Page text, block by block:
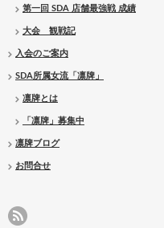
第一回 SDA 店舗最強戦 成績
大会 観戦記
入会のご案内
SDA所属女流「凛牌」
凛牌とは
「凛牌」募集中
凛牌ブログ
お問合せ